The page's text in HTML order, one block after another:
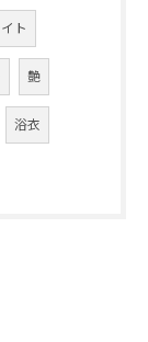
ト
艶
浴衣